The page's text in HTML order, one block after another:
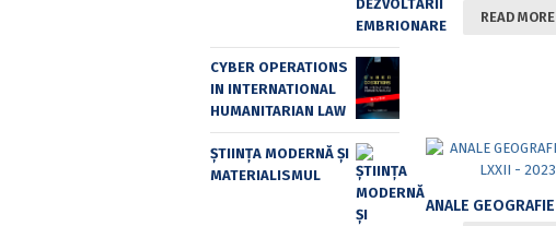
READ MORE
CYBER OPERATIONS
IN INTERNATIONAL
HUMANITARIAN LAW
ȘTIINȚA MODERNĂ ȘI
MATERIALISMUL